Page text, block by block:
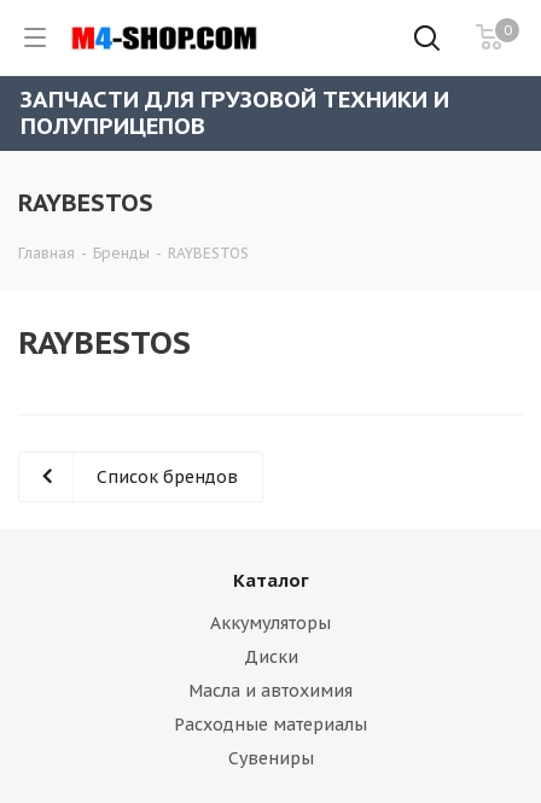
0
ЗАПЧАСТИ ДЛЯ ГРУЗОВОЙ ТЕХНИКИ И
ПОЛУПРИЦЕПОВ
RAYBESTOS
Главная - Бренды - RAYBESTOS
RAYBESTOS
Список брендов
Каталог
Аккумуляторы
Диски
Масла и автохимия
Расходные материалы
Сувениры